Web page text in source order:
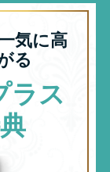
気に高
る
ラス